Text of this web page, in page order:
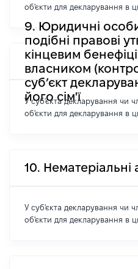
об'єкти для декларування в
9. Юридичні
подібні правові
кінцевим
власником
суб’єкт
його сім'ї
У суб'єкта декларування чи
об'єкти для декларування в
10. Нематеріальні
У суб'єкта декларування чи
об'єкти для декларування в